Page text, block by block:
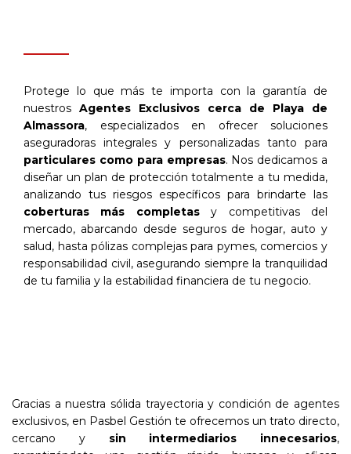
Protege lo que más te importa con la garantía de
nuestros Agentes Exclusivos cerca de Playa de
Almassora, especializados en ofrecer soluciones
aseguradoras integrales y personalizadas tanto para
particulares como para empresas. Nos dedicamos a
diseñar un plan de protección totalmente a tu medida,
analizando tus riesgos específicos para brindarte las
coberturas más completasy competitivas del
mercado, abarcando desde seguros de hogar, auto y
salud, hasta pólizas complejas para pymes, comercios y
responsabilidad civil, asegurando siempre la tranquilidad
de tu familia y la estabilidad financiera de tu negocio.
Gracias a nuestra sólida trayectoria y condición de agentes
exclusivos, en Pasbel Gestión te ofrecemos un trato directo,
cercano y sin intermediarios innecesarios,